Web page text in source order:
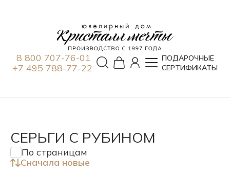
8 800 707-76-01
+7 495 788-77-22
ПОДАРОЧНЫЕ
СЕРТИФИКАТЫ
СЕРЬГИ С РУБИНОМ
По страницам
Сначала новые